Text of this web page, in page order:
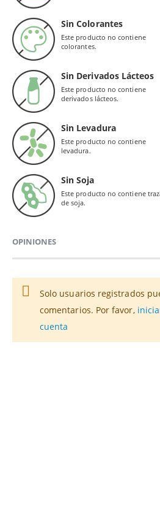
Sin Colorantes
Este producto no contiene
colorantes.
Sin Derivados Lácteos
Este producto no contiene
derivados lácteos.
Sin Levadura
Este producto no contiene
levadura.
Sin Soja
Este producto no contiene
de soja.
OPINIONES
Solo usuarios registrados
comentarios. Por favor,
cuenta